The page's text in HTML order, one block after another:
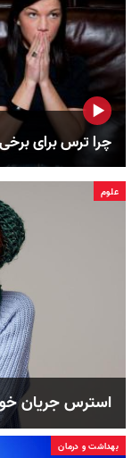
چرا ترس برای
علوم
استرس جریان
بهداشت و درمان